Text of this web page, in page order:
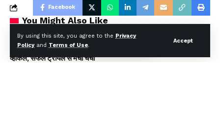
By using this site, you agree to the Privacy
Policyand Terms of Use.
Accept
Facebook
Leave a comment
You Might Also Like
अल्मोड़ा के गांव से आसमान तक: रवि टम्टा ने तैयार किया पर्सनल फ्लाइंग
व्हीकल, सफल ट्रायल से मची चर्चा